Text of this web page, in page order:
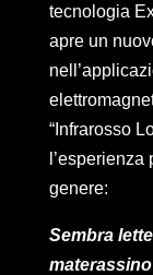
tecnologia
apre un
“Infrarosso
genere:
Sembra